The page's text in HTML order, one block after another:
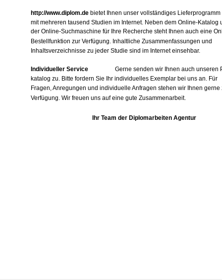
http://www.diplom.debietet Ihnen unser vollständiges Lieferprogramm
mit mehreren tausend Studien im Internet. Neben dem Online-Katalog
der Online-Suchmaschine für Ihre Recherche steht Ihnen auch eine
Bestellfunktion zur Verfügung. Inhaltliche Zusammenfassungen und
Inhaltsverzeichnisse zu jeder Studie sind im Internet einsehbar.
Individueller Service
Gerne senden wir Ihnen auch unseren
katalog zu. Bitte fordern Sie Ihr individuelles Exemplar bei uns an. Für
Fragen, Anregungen und individuelle Anfragen stehen wir Ihnen gerne
Verfügung. Wir freuen uns auf eine gute Zusammenarbeit.
Ihr Team der Diplomarbeiten Agentur